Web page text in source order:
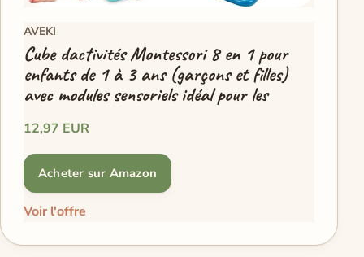
AVEKI
Cube dactivités Montessori 8 en 1 pour
enfants de 1 à 3 ans (garçons et filles)
avec modules sensoriels idéal pour les
12,97 EUR
Acheter sur Amazon
Voir l'offre